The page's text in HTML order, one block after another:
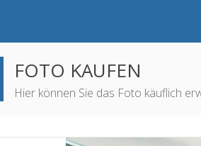
FOTO KAUFEN
Hier können Sie das Foto käuflich